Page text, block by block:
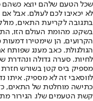
שכל הטעם שלהם יוצא כשהם
לא יכאיבו לכם לעולם. אבל
בתגובה לקריעת התאים,
בשקט. מהומת העולם הזו,
הקרועים, הן שימטירו
הגולגולת. כאב מענג
לחיות. סערה גדולה ונהדרת
מספיק ביס קטן בשורש
לווסאבי זה לא מספיק. איתו
כתישה מוחלטת של התאים,
קשת הטעמים שלו. הגירור